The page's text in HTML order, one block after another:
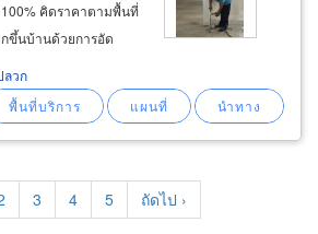
คิดราคาตามพื้นที่
ขึ้นบ้านด้วยการอัด
ยากำจัดปลวกของแท้
นและสัตว์เลี้ยง
ลวก
Page
3 Page
4 Page
5
Next
page
ถัดไป ›